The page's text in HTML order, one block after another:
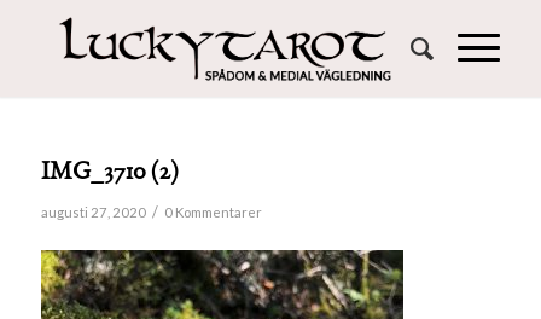
IMG_3710 (2)
augusti 27, 2020 / 0 Kommentarer